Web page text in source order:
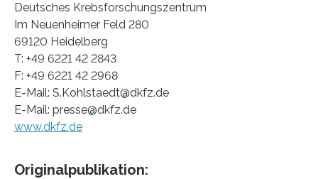
Deutsches Krebsforschungszentrum
Im Neuenheimer Feld 280
69120 Heidelberg
T: +49 6221 42 2843
F: +49 6221 42 2968
E-Mail: S.Kohlstaedt@dkfz.de
E-Mail: presse@dkfz.de
www.dkfz.de
Originalpublikation: